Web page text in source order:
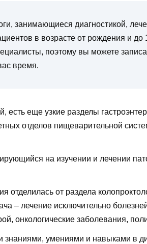
занимающиеся диагностикой,
в возрасте от рождения и до
поэтому вы можете
время.
еще узкие разделы
отделов пищеварительной
на изучении и лечении
отделилась от раздела
– лечение исключительно
онкологические заболевания,
знаниями, умениями и навыками в